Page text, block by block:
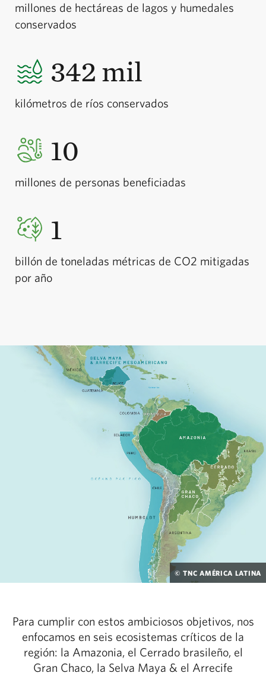
millones de hectáreas de lagos y humedales
conservados
342 mil
kilómetros de ríos conservados
10
millones de personas beneficiadas
1
billón de toneladas métricas de CO2 mitigadas
por año
© TNC AMÉRICA LATINA
Para cumplir con estos ambiciosos objetivos, nos
enfocamos en seis ecosistemas críticos de la
región: la Amazonia, el Cerrado brasileño, el
Gran Chaco, la Selva Maya & el Arrecife